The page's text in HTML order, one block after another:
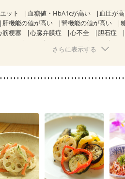
ット 血糖値・HbA1cが高い 血圧が
肝機能の値が高い 腎機能の値が高い
筋梗塞 心臓弁膜症 心不全 胆石症
ステージ１） CKD（ステージ２）
がん（抗がん剤治療中） 乳がん（ホルモ
さらに表示する